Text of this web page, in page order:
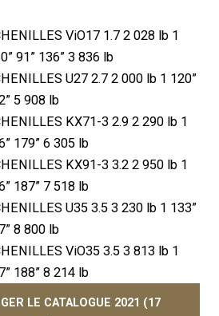
ViO17 1.7 2 028 lb 1
91” 136” 3 836 lb
U27 2.7 2 000 lb 1 120”
5 908 lb
KX71-3 2.9 2 290 lb 1
179” 6 305 lb
KX91-3 3.2 2 950 lb 1
187” 7 518 lb
U35 3.5 3 230 lb 1 133”
8 800 lb
ViO35 3.5 3 813 lb 1
188” 8 214 lb
LE CATALOGUE 2021 (17